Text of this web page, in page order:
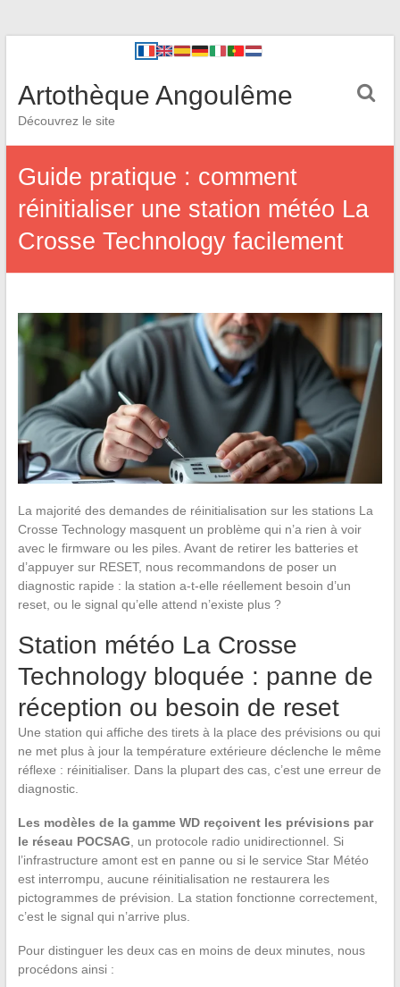
Artothèque Angoulême
Découvrez le site
Guide pratique : comment
réinitialiser une station météo La
Crosse Technology facilement
La majorité des demandes de réinitialisation sur les stations La
Crosse Technology masquent un problème qui n’a rien à voir
avec le firmware ou les piles. Avant de retirer les batteries et
d’appuyer sur RESET, nous recommandons de poser un
diagnostic rapide : la station a-t-elle réellement besoin d’un
reset, ou le signal qu’elle attend n’existe plus ?
Station météo La Crosse
Technology bloquée : panne de
réception ou besoin de reset
Une station qui affiche des tirets à la place des prévisions ou qui
ne met plus à jour la température extérieure déclenche le même
réflexe : réinitialiser. Dans la plupart des cas, c’est une erreur de
diagnostic.
Les modèles de la gamme WD reçoivent les prévisions par
le réseau POCSAG , un protocole radio unidirectionnel. Si
l’infrastructure amont est en panne ou si le service Star Météo
est interrompu, aucune réinitialisation ne restaurera les
pictogrammes de prévision. La station fonctionne correctement,
c’est le signal qui n’arrive plus.
Pour distinguer les deux cas en moins de deux minutes, nous
procédons ainsi :